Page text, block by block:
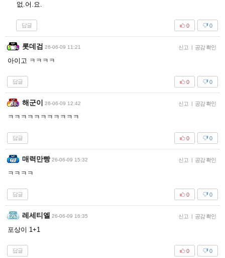
없.어.요.
답글 0
0
롯데검 26-06-09 11:21 신고 | 공감 확인
아이고 ㅋㅋㅋㅋ
답글 0
0
해군이 26-06-09 12:42 신고 | 공감 확인
ㅋㅋㅋㅋㅋㅋㅋㅋㅋㅋㅋ
답글 0
0
매력만빵 26-06-09 15:32 신고 | 공감 확인
ㅋㅋㅋㅋ
답글 0
0
레세티엘 26-06-09 16:35 신고 | 공감 확인
포상이 1+1
답글 0
0